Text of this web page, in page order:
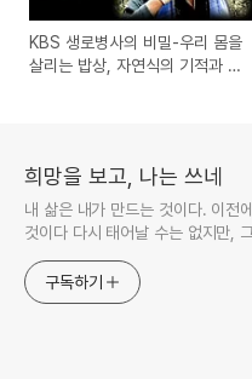
KBS 생로병사의 비밀-우리 몸을
살리는 밥상, 자연식의 기적과 필
희망을 보고, 나는 쓰네
내 삶은 내가 만드는 것이다. 이전
것이다 다시 태어날 수는 없지만,
구독하기